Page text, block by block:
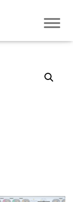
/ PicoScope 5462E